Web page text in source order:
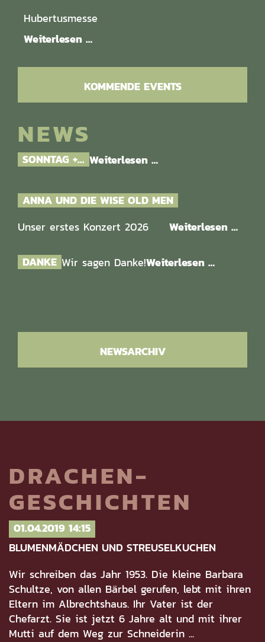
Hubertusmesse
Weiterlesen …
KOMMENDE EVENTS
NEWS
SONNTAG +... Weiterlesen …
ANNA UND DIE WISE OLD MEN
Unser erstes Konzert 2026 Weiterlesen …
DANKE Wir sagen Danke!Weiterlesen …
NEWSARCHIV
DRACHEN-
GESCHICHTEN
01.04.2019 14:15
BLUMENMÄDCHEN UND STREUSELKUCHEN
Wir schreiben das Jahr 1953. Die kleine Barbara
Schultze, von allen Bärbel gerufen, lebt mit ihren
Eltern im Albrechtshaus. Ihr Vater ist der
Chefarzt. Sie ist jetzt 6 Jahre alt und mit ihrer
Mutti auf dem Weg zur Schneiderin ...